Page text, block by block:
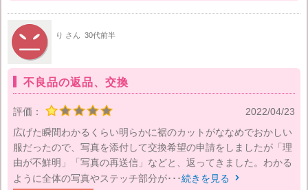
り さん 30代前半
不良品の返品、交換
評価：
2022/04/23
広げた瞬間わかるくらい明らかに裾のカットがななめでおかしい
服だったので、写真を添付して交換希望の申請をしましたが「理
由が不鮮明」「写真の再送信」などと、返ってきました。わかる
ように全体の写真やステッチ部分が･･･続きを見る 